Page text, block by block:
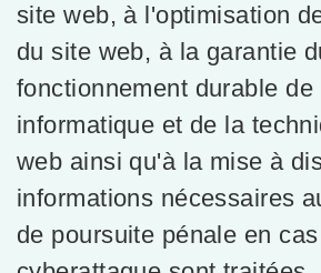
site web, à l'optimisation
du site web, à la garantie
fonctionnement durable
informatique et de la
web ainsi qu'à la mise à
informations nécessaires
de poursuite pénale en